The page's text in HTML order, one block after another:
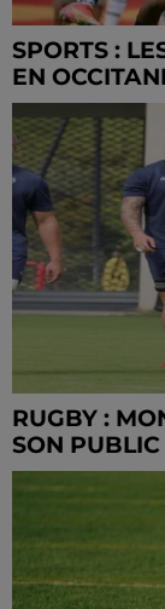
SPORTS :
EN
RUGBY :
SON